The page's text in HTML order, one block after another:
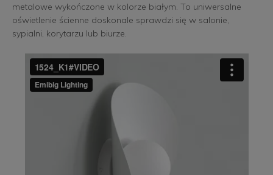
metalowe wykończone w kolorze białym. To uniwersalne
oświetlenie ścienne doskonale sprawdzi się w salonie,
sypialni, korytarzu lub biurze.